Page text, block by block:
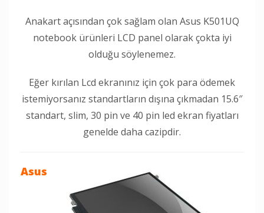
Anakart açısından çok sağlam olan Asus K501UQ
notebook ürünleri LCD panel olarak çokta iyi
olduğu söylenemez.
Eğer kırılan Lcd ekranınız için çok para ödemek
istemiyorsanız standartların dışına çıkmadan 15.6″
standart, slim, 30 pin ve 40 pin led ekran fiyatları
genelde daha cazipdir.
Asus